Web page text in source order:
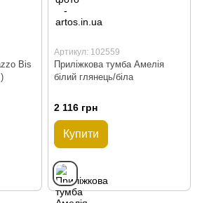
Bis
Артикул: 102559
Приліжкова тумба Амелія
білий глянець/біла
2 116 грн
Купити